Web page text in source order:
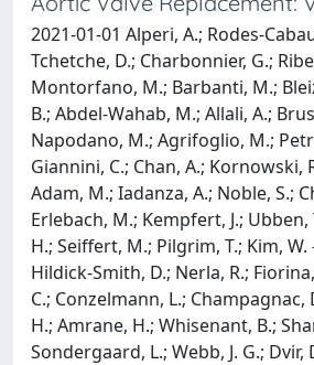
2021-01-01 Alperi, A.; Rodes-
Tchetche, D.; Charbonnier, G.;
Montorfano, M.; Barbanti, M.;
B.; Abdel-Wahab, M.; Allali, A.;
Napodano, M.; Agrifoglio, M.;
Giannini, C.; Chan, A.; Kornowski,
Adam, M.; Iadanza, A.; Noble, S.;
Erlebach, M.; Kempfert, J.;
H.; Seiffert, M.; Pilgrim, T.; Kim, W.
Hildick-Smith, D.; Nerla, R.;
C.; Conzelmann, L.; Champagnac,
H.; Amrane, H.; Whisenant, B.;
Sondergaard, L.; Webb, J. G.; Dvir,